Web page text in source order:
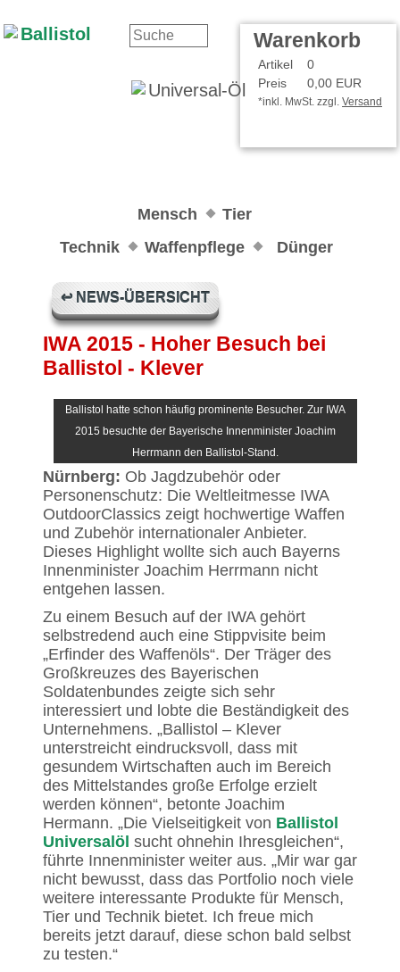
Warenkorb
Artikel
0
Preis
0,00 EUR
*inkl. MwSt. zzgl. Versand
Mensch
Tier
Technik
Waffenpflege Dünger
↩ NEWS-ÜBERSICHT
IWA 2015 - Hoher Besuch bei
Ballistol - Klever
Ballistol hatte schon häufig prominente Besucher. Zur IWA
2015 besuchte der Bayerische Innenminister Joachim
Herrmann den Ballistol-Stand.
Nürnberg: Ob Jagdzubehör oder
Personenschutz: Die Weltleitmesse IWA
OutdoorClassics zeigt hochwertige Waffen
und Zubehör internationaler Anbieter.
Dieses Highlight wollte sich auch Bayerns
Innenminister Joachim Herrmann nicht
entgehen lassen.
Zu einem Besuch auf der IWA gehört
selbstredend auch eine Stippvisite beim
„Erfinder des Waffenöls“. Der Träger des
Großkreuzes des Bayerischen
Soldatenbundes zeigte sich sehr
interessiert und lobte die Beständigkeit des
Unternehmens. „Ballistol – Klever
unterstreicht eindrucksvoll, dass mit
gesundem Wirtschaften auch im Bereich
des Mittelstandes große Erfolge erzielt
werden können“, betonte Joachim
Hermann. „Die Vielseitigkeit von Ballistol
Universalöl sucht ohnehin Ihresgleichen“,
führte Innenminister weiter aus. „Mir war gar
nicht bewusst, dass das Portfolio noch viele
weitere interessante Produkte für Mensch,
Tier und Technik bietet. Ich freue mich
bereits jetzt darauf, diese schon bald selbst
zu testen.“